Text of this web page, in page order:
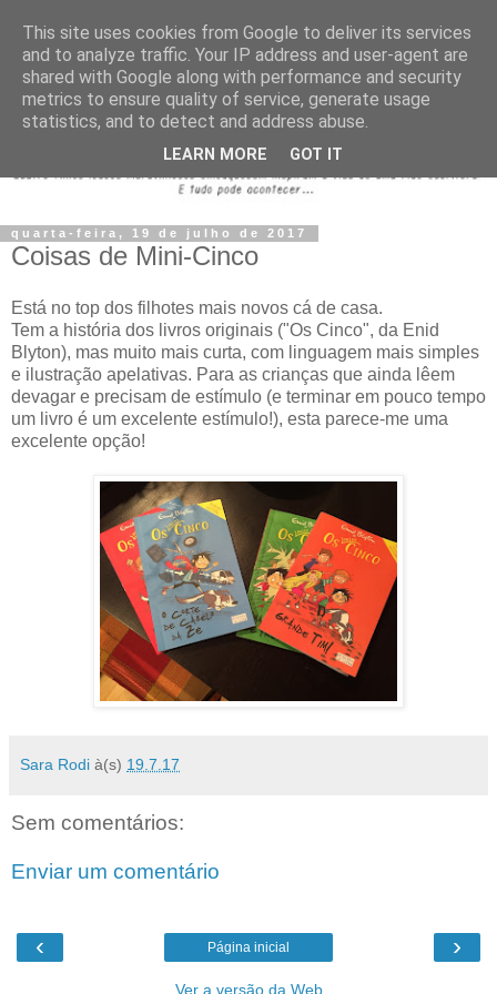
quarta-feira, 19 de julho de 2017
Coisas de Mini-Cinco
Está no top dos filhotes mais novos cá de casa.
Tem a história dos livros originais ("Os Cinco", da Enid
Blyton), mas muito mais curta, com linguagem mais simples
e ilustração apelativas. Para as crianças que ainda lêem
devagar e precisam de estímulo (e terminar em pouco tempo
um livro é um excelente estímulo!), esta parece-me uma
excelente opção!
Sara Rodi à(s) 19.7.17
Sem comentários:
Enviar um comentário
‹ ›
Página inicial
Ver a versão da Web
This site uses cookies from Google to deliver its services
and to analyze traffic. Your IP address and user-agent are
shared with Google along with performance and security
metrics to ensure quality of service, generate usage
statistics, and to detect and address abuse.
LEARN MORE GOT IT